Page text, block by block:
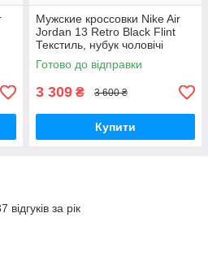
Мужские кроссовки Nike Air
Jordan 13 Retro Black Flint
Текстиль, нубук чоловічі
кросівки Nike
Готово до відправки
3 309 ₴ 3 600 ₴
Купити
за рік